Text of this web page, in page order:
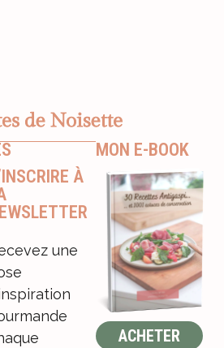
À
une
MON E-BOOK
ACHETER